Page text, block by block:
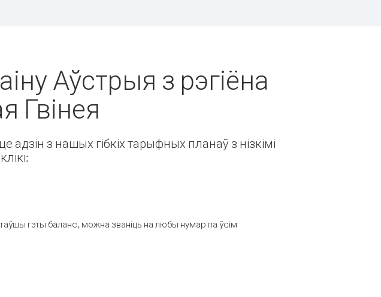
Аўстрыя з рэгіёна
Гвінея
з нашых гібкіх тарыфных планаў з нізкімі
гэты баланс, можна званіць на любы нумар па ўсім